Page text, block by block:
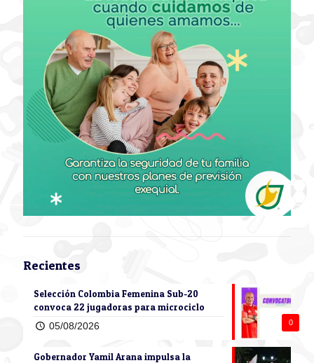
Recientes
0
Selección Colombia Femenina Sub-20
convoca 22 jugadoras para microciclo
05/08/2026
Gobernador Yamil Arana impulsa la